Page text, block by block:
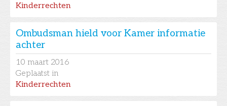
Kinderrechten
Ombudsman hield voor Kamer informatie
achter
10 maart 2016
Geplaatst in
Kinderrechten